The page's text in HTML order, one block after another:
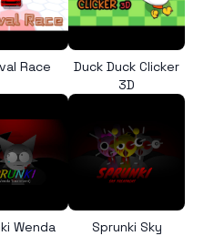
Race
Duck Duck Clicker
3D
Wenda
Sprunki Sky